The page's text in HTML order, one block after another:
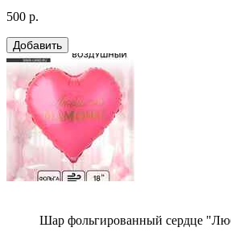
500 р.
Шар фольгированный сердце